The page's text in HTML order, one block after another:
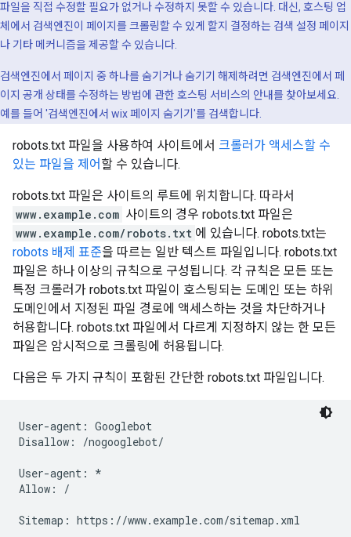
파일을 직접 수정할 필요가 없거나 수정하지 못할 수 있습니다. 대신, 호스팅 업
체에서 검색엔진이 페이지를 크롤링할 수 있게 할지 결정하는 검색 설정 페이지
나 기타 메커니즘을 제공할 수 있습니다.
검색엔진에서 페이지 중 하나를 숨기거나 숨기기 해제하려면 검색엔진에서 페
이지 공개 상태를 수정하는 방법에 관한 호스팅 서비스의 안내를 찾아보세요.
예를 들어 '검색엔진에서 wix 페이지 숨기기'를 검색합니다.
robots.txt 파일을 사용하여 사이트에서 크롤러가 액세스할 수
있는 파일을 제어 할 수 있습니다.
robots.txt 파일은 사이트의 루트에 위치합니다. 따라서
www.example.com 사이트의 경우 robots.txt 파일은
www.example.com/robots.txt 에 있습니다. robots.txt는
robots 배제 표준을 따르는 일반 텍스트 파일입니다. robots.txt
파일은 하나 이상의 규칙으로 구성됩니다. 각 규칙은 모든 또는
특정 크롤러가 robots.txt 파일이 호스팅되는 도메인 또는 하위
도메인에서 지정된 파일 경로에 액세스하는 것을 차단하거나
허용합니다. robots.txt 파일에서 다르게 지정하지 않는 한 모든
파일은 암시적으로 크롤링에 허용됩니다.
다음은 두 가지 규칙이 포함된 간단한 robots.txt 파일입니다.
User-agent: Googlebot
Disallow: /nogooglebot/
User-agent: *
Allow: /
Sitemap: https://www.example.com/sitemap.xml